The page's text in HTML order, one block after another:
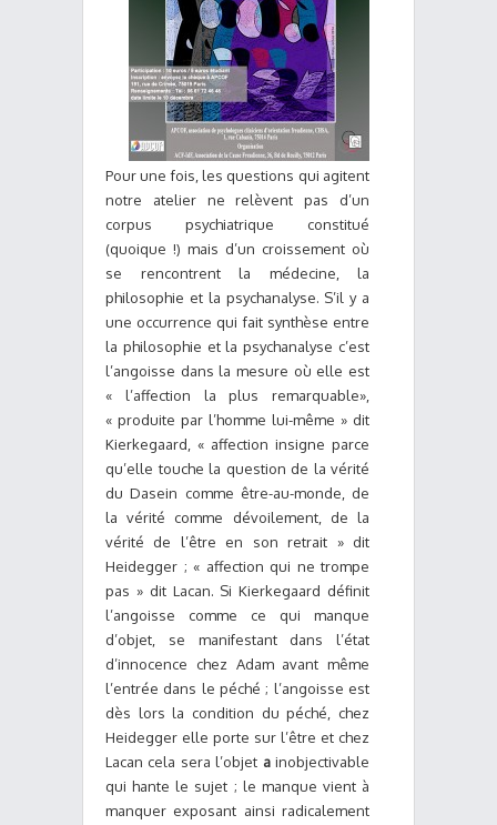
Pour une fois, les questions qui agitent
notre atelier ne relèvent pas d’un
corpus psychiatrique constitué
(quoique !) mais d’un croissement où
se rencontrent la médecine, la
philosophie et la psychanalyse. S’il y a
une occurrence qui fait synthèse entre
la philosophie et la psychanalyse c’est
l’angoisse dans la mesure où elle est
« l’affection la plus remarquable»,
« produite par l’homme lui-même » dit
Kierkegaard, « affection insigne parce
qu’elle touche la question de la vérité
du Dasein comme être-au-monde, de
la vérité comme dévoilement, de la
vérité de l’être en son retrait » dit
Heidegger ; « affection qui ne trompe
pas » dit Lacan. Si Kierkegaard définit
l’angoisse comme ce qui manque
d’objet, se manifestant dans l’état
d’innocence chez Adam avant même
l’entrée dans le péché ; l’angoisse est
dès lors la condition du péché, chez
Heidegger elle porte sur l’être et chez
Lacan cela sera l’objet ainobjectivable
qui hante le sujet ; le manque vient à
manquer exposant ainsi radicalement